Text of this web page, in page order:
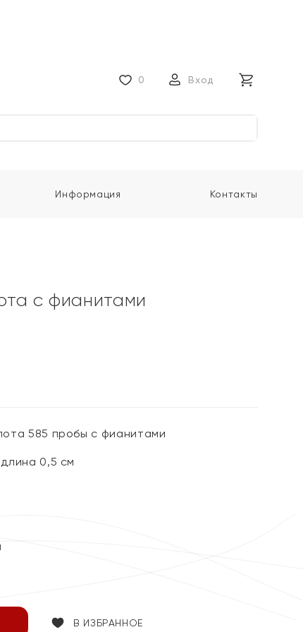
0 Вход
Информация Контакты
с фианитами
585 пробы с фианитами
0,5 см
В ИЗБРАННОЕ